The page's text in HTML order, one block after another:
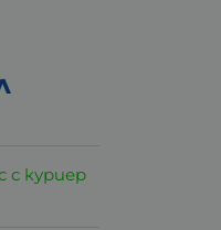
с куриер